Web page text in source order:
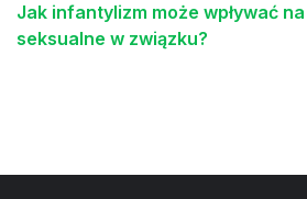
Jak infantylizm może wpływać
seksualne w związku?